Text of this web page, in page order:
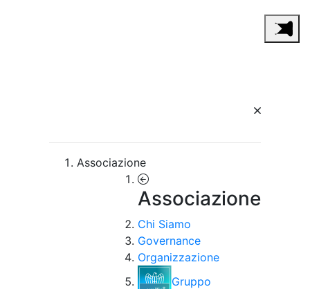
Associazione
Associazione
Chi Siamo
Governance
Organizzazione
Gruppo